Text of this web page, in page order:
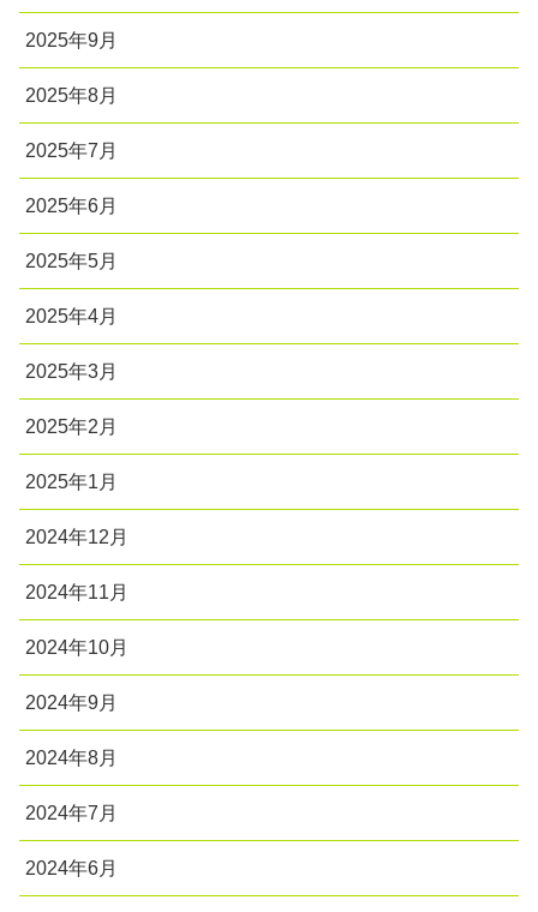
2025年9月
2025年8月
2025年7月
2025年6月
2025年5月
2025年4月
2025年3月
2025年2月
2025年1月
2024年12月
2024年11月
2024年10月
2024年9月
2024年8月
2024年7月
2024年6月